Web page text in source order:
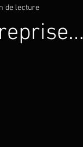
de lecture